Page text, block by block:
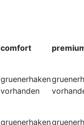
comfort
gruenerhaken
vorhanden
gruenerhaken